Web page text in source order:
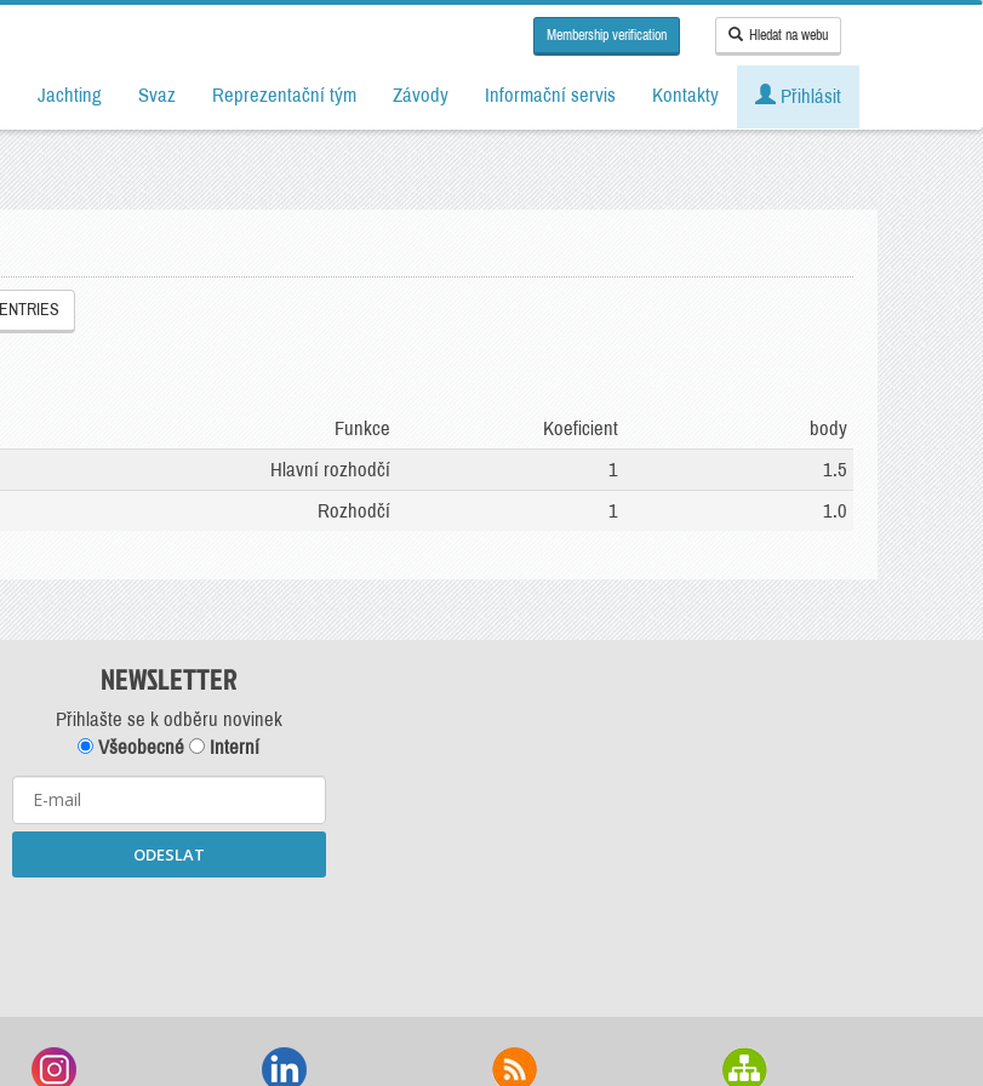
Membership verification Hledat na webu
Jachting Svaz Reprezentační tým Závody Informační servis Kontakty Přihlásit
ENTRIES
Funkce Koeficient
body
Hlavní rozhodčí 1
1.5
Rozhodčí 1 1.0
NEWSLETTER
Přihlašte se k odběru novinek
Všeobecné
Interní
ODESLAT